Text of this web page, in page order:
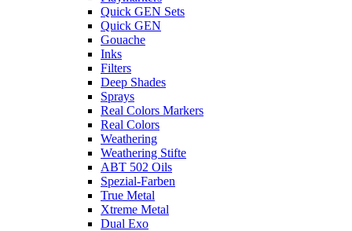
Quick GEN Sets
Quick GEN
Gouache
Inks
Filters
Deep Shades
Sprays
Real Colors Markers
Real Colors
Weathering
Weathering Stifte
ABT 502 Oils
Spezial-Farben
True Metal
Xtreme Metal
Dual Exo